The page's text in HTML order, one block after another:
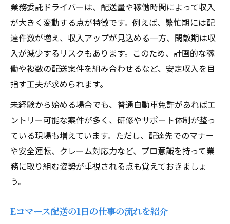
業務委託ドライバーは、配送量や稼働時間によって収入
が大きく変動する点が特徴です。例えば、繁忙期には配
達件数が増え、収入アップが見込める一方、閑散期は収
入が減少するリスクもあります。このため、計画的な稼
働や複数の配送案件を組み合わせるなど、安定収入を目
指す工夫が求められます。
未経験から始める場合でも、普通自動車免許があればエ
ントリー可能な案件が多く、研修やサポート体制が整っ
ている現場も増えています。ただし、配達先でのマナー
や安全運転、クレーム対応力など、プロ意識を持って業
務に取り組む姿勢が重視される点も覚えておきましょ
う。
Eコマース配送の1日の仕事の流れを紹介